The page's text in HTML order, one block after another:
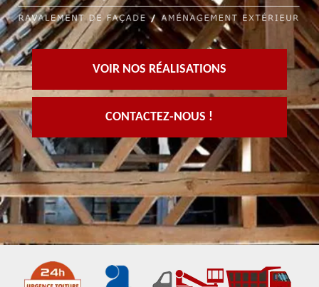
VOIR NOS RÉALISATIONS
CONTACTEZ-NOUS !